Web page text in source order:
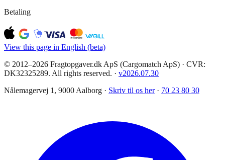
Betaling
View this page in English (beta)
© 2012–2026 Fragtopgaver.dk ApS (Cargomatch ApS) · CVR:
DK32325289. All rights reserved. · v2026.07.30
Nålemagervej 1, 9000 Aalborg · Skriv til os her · 70 23 80 30